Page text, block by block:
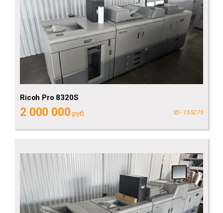
Ricoh Pro 8320S
2 000 000 руб. ID - 155275